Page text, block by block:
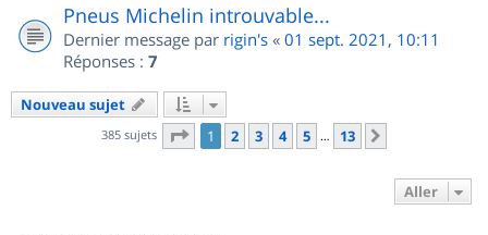
Pneus Michelin introuvable...
Dernier message par rigin's « 01 sept. 2021, 10:11
Réponses : 7
Nouveau sujet
385 sujets Page 1sur
1 2 3 4 5 … 13
Aller